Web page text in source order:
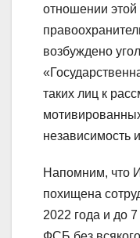
отношении этой
возбуждено
таких лиц к
независимость
Напомним, что
похищена
2022 года и до